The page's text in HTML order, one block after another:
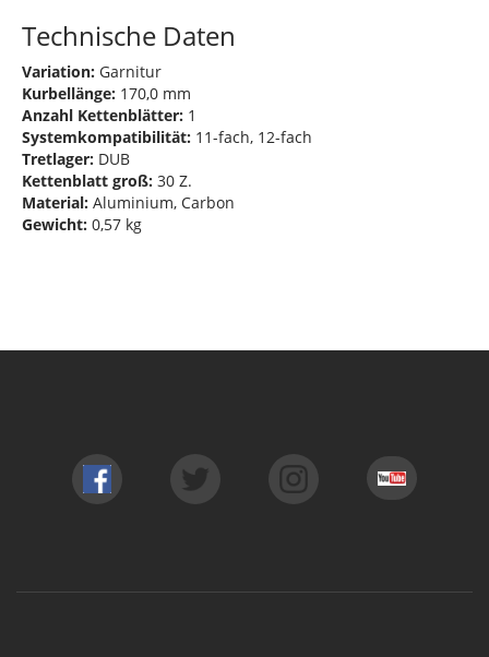
Technische Daten
Variation: Garnitur
Kurbellänge: 170,0 mm
Anzahl Kettenblätter: 1
Systemkompatibilität: 11-fach, 12-fach
Tretlager: DUB
Kettenblatt groß: 30 Z.
Material: Aluminium, Carbon
Gewicht: 0,57 kg